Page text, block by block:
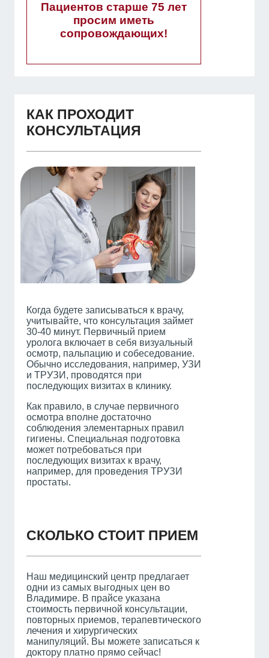
Пациентов старше 75 лет
просим иметь
сопровождающих!
КАК ПРОХОДИТ
КОНСУЛЬТАЦИЯ
Когда будете записываться к врачу,
учитывайте, что консультация займет
30-40 минут. Первичный прием
уролога включает в себя визуальный
осмотр, пальпацию и собеседование.
Обычно исследования, например, УЗИ
и ТРУЗИ, проводятся при
последующих визитах в клинику.
Как правило, в случае первичного
осмотра вполне достаточно
соблюдения элементарных правил
гигиены. Специальная подготовка
может потребоваться при
последующих визитах к врачу,
например, для проведения ТРУЗИ
простаты.
СКОЛЬКО СТОИТ ПРИЕМ
Наш медицинский центр предлагает
одни из самых выгодных цен во
Владимире. В прайсе указана
стоимость первичной консультации,
повторных приемов, терапевтического
лечения и хирургических
манипуляций. Вы можете записаться к
доктору платно прямо сейчас!